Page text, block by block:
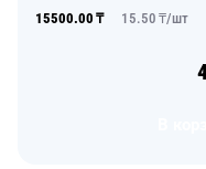
15500.00 ₸ 15.50 ₸/шт